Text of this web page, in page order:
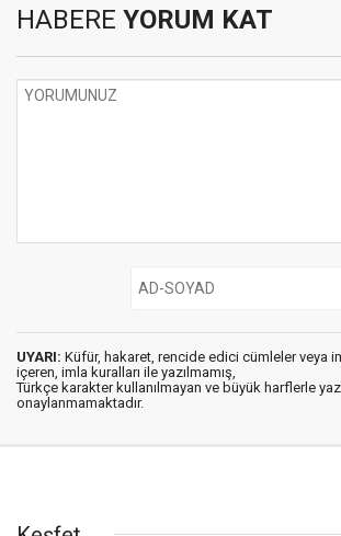
HABERE YORUM KAT
UYARI: Küfür, hakaret, rencide edici cümleler veya
içeren, imla kuralları ile yazılmamış,
Türkçe karakter kullanılmayan ve büyük harflerle
onaylanmamaktadır.